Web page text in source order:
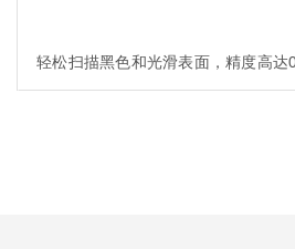
轻松扫描黑色和光滑表面，精度高达